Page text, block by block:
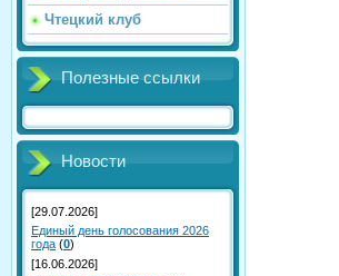
Чтецкий клуб
Полезные ссылки
Новости
[29.07.2026]
Единый день голосования 2026
года (0)
[16.06.2026]